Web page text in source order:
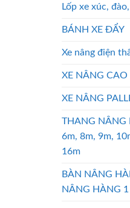
Lốp xe xúc,
BÁNH XE ĐẨY
Xe nâng điện
XE NÂNG CAO
XE NÂNG
THANG NÂNG
6m, 8m, 9m,
16m
BÀN NÂNG
NÂNG HÀNG